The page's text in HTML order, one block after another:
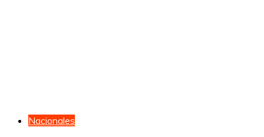
Nacionales